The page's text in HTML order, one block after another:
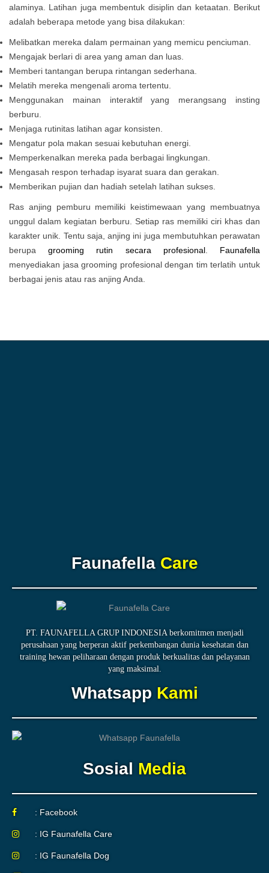
alaminya. Latihan juga membentuk disiplin dan ketaatan. Berikut
adalah beberapa metode yang bisa dilakukan:
Melibatkan mereka dalam permainan yang memicu penciuman.
Mengajak berlari di area yang aman dan luas.
Memberi tantangan berupa rintangan sederhana.
Melatih mereka mengenali aroma tertentu.
Menggunakan mainan interaktif yang merangsang insting
berburu.
Menjaga rutinitas latihan agar konsisten.
Mengatur pola makan sesuai kebutuhan energi.
Memperkenalkan mereka pada berbagai lingkungan.
Mengasah respon terhadap isyarat suara dan gerakan.
Memberikan pujian dan hadiah setelah latihan sukses.
Ras anjing pemburu memiliki keistimewaan yang membuatnya
unggul dalam kegiatan berburu. Setiap ras memiliki ciri khas dan
karakter unik. Tentu saja, anjing ini juga membutuhkan perawatan
berupagrooming rutin secara profesional. Faunafella
menyediakan jasa grooming profesional dengan tim terlatih untuk
berbagai jenis atau ras anjing Anda.
FaunafellaCare
PT. FAUNAFELLA GRUP INDONESIA berkomitmen menjadi
perusahaan yang berperan aktif perkembangan dunia kesehatan dan
training hewan peliharaan dengan produk berkualitas dan pelayanan
yang maksimal.
WhatsappKami
Sosial Media
: Facebook
: IG Faunafella Care
: IG Faunafella Dog